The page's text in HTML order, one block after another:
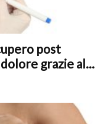
post
grazie al...